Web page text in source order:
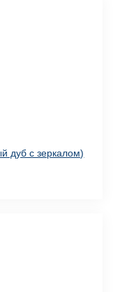
с зеркалом)